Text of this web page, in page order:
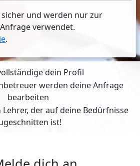
und werden nur zur
verwendet.
.
dein Profil
werden deine Anfrage
bearbeiten
Lehrer, der auf deine Bedürfnisse
ist!